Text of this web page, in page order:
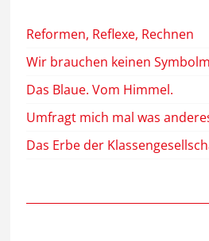
Reformen, Reflexe, Rechnen
Wir brauchen keinen
Das Blaue. Vom Himmel.
Umfragt mich mal was
Das Erbe der